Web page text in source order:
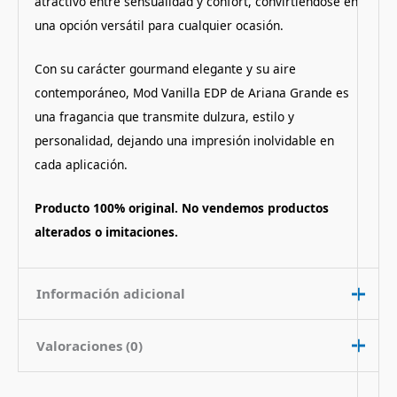
una opción versátil para cualquier ocasión.
Con su carácter gourmand elegante y su aire
contemporáneo, Mod Vanilla EDP de Ariana Grande es
una fragancia que transmite dulzura, estilo y
personalidad, dejando una impresión inolvidable en
cada aplicación.
Producto 100% original. No vendemos productos
alterados o imitaciones.
Información adicional
Contenido
Valoraciones (0)